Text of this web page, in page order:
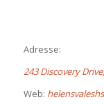
Adresse:
243 Discovery
Web: